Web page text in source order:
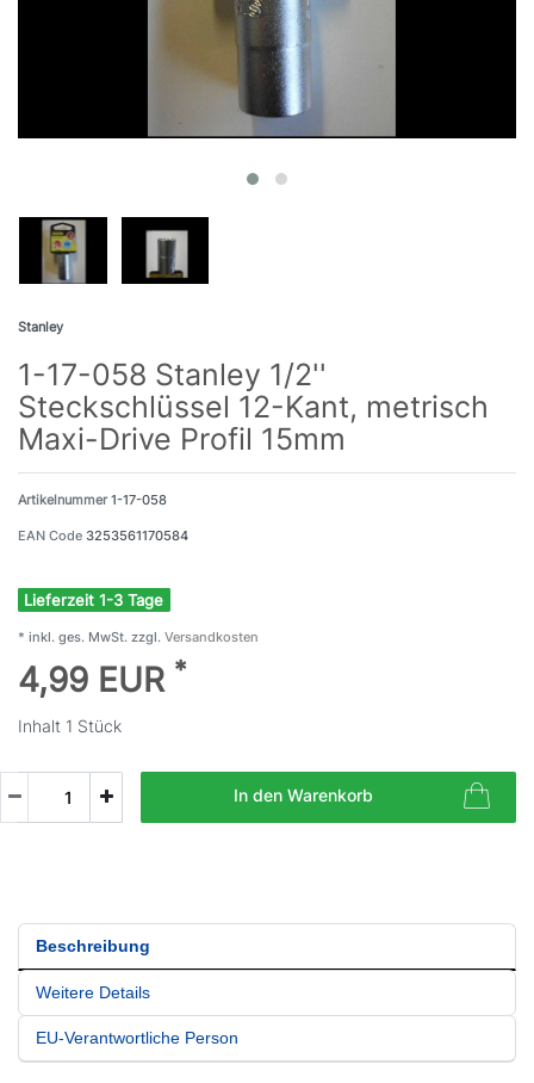
Stanley
1-17-058 Stanley 1/2''
Steckschlüssel 12-Kant, metrisch
Maxi-Drive Profil 15mm
Artikelnummer1-17-058
EAN Code 3253561170584
Lieferzeit 1-3 Tage
* inkl. ges. MwSt. zzgl. Versandkosten
4,99 EUR *
Inhalt 1 Stück
In den Warenkorb
Beschreibung
Weitere Details
EU-Verantwortliche Person